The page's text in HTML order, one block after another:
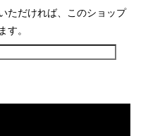
ただければ、このショップ
す。